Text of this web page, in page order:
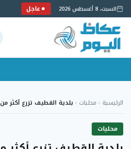
السبت، 8 أغسطس 2026 عاجل
إلىالرئيسية › محليات › بلدية القطيف تزرع أكثر من 6600 شجرة لتعزيز…
محليات